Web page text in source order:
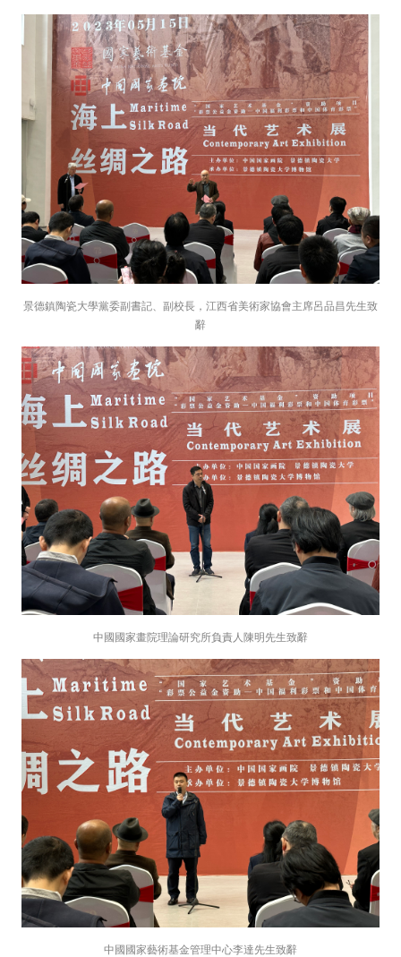
景德鎮陶瓷大學黨委副書記、副校長，江西省美術家協會主席呂品昌先生致
辭
中國國家畫院理論研究所負責人陳明先生致辭
中國國家藝術基金管理中心李達先生致辭